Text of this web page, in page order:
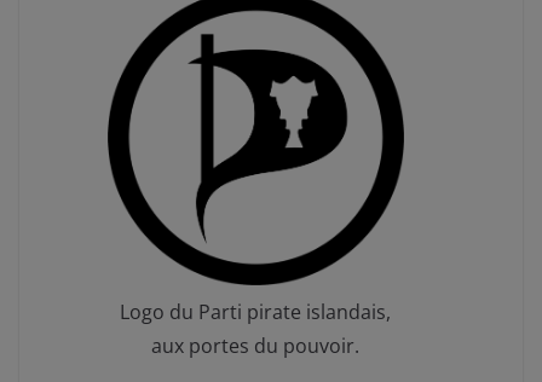
Logo du Parti pirate islandais,
aux portes du pouvoir.